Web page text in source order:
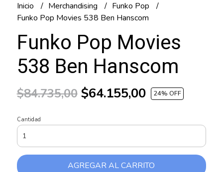
Inicio Merchandising
Funko Pop
Funko Pop Movies 538 Ben Hanscom
Funko Pop Movies
538 Ben Hanscom
$84.735,00$64.155,00 24% OFF
Cantidad
AGREGAR AL CARRITO